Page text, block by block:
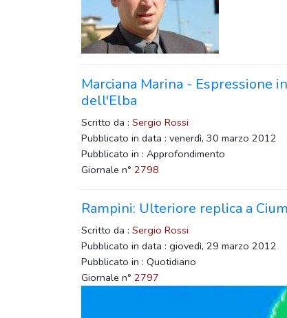
Marciana Marina - Espressione
dell'Elba
Scritto da : Sergio Rossi
Pubblicato in data : venerdì, 30 marzo 2012
Pubblicato in : Approfondimento
Giornale n° 2798
Rampini: Ulteriore replica a
Scritto da : Sergio Rossi
Pubblicato in data : giovedì, 29 marzo 2012
Pubblicato in : Quotidiano
Giornale n° 2797